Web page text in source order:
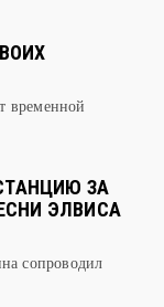
ЗА
ЭЛВИСА
сопроводил